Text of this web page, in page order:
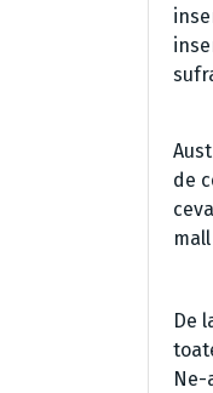
de
Ai
De
Ne-